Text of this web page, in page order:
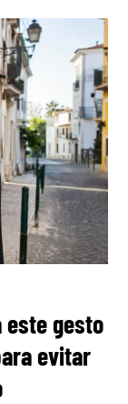
este gesto
evitar